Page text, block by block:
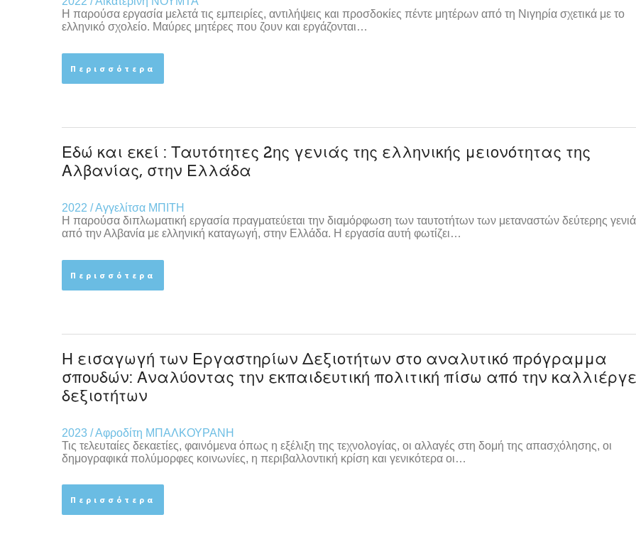
Η παρούσα εργασία μελετά τις εμπειρίες, αντιλήψεις και προσδοκίες πέντε μητέρων από τη Νιγηρία σχετικά με το
ελληνικό σχολείο. Μαύρες μητέρες που ζουν και εργάζονται…
Περισσότερα
Εδώ και εκεί : Ταυτότητες 2ης γενιάς της ελληνικής μειονότητας της
Αλβανίας, στην Ελλάδα
2022 / Αγγελίτσα ΜΠΙΤΗ
Η παρούσα διπλωματική εργασία πραγματεύεται την διαμόρφωση των ταυτοτήτων των μεταναστών δεύτερης
από την Αλβανία με ελληνική καταγωγή, στην Ελλάδα. Η εργασία αυτή φωτίζει…
Περισσότερα
Η εισαγωγή των Εργαστηρίων Δεξιοτήτων στο αναλυτικό πρόγραμμα
σπουδών: Αναλύοντας την εκπαιδευτική πολιτική πίσω από την
δεξιοτήτων
2023 / Αφροδίτη ΜΠΑΛΚΟΥΡΑΝΗ
Τις τελευταίες δεκαετίες, φαινόμενα όπως η εξέλιξη της τεχνολογίας, οι αλλαγές στη δομή της απασχόλησης, οι
δημογραφικά πολύμορφες κοινωνίες, η περιβαλλοντική κρίση και γενικότερα οι…
Περισσότερα